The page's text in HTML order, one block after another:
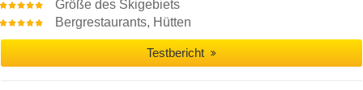
Größe des Skigebiets
Bergrestaurants, Hütten
Testbericht